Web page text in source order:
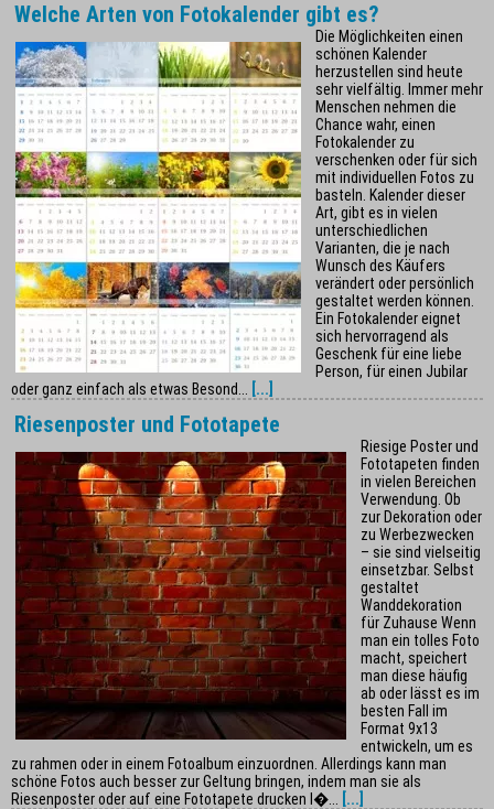
Welche Arten von Fotokalender gibt es?
Die Möglichkeiten einen
schönen Kalender
herzustellen sind heute
sehr vielfältig. Immer mehr
Menschen nehmen die
Chance wahr, einen
Fotokalender zu
verschenken oder für sich
mit individuellen Fotos zu
basteln. Kalender dieser
Art, gibt es in vielen
unterschiedlichen
Varianten, die je nach
Wunsch des Käufers
verändert oder persönlich
gestaltet werden können.
Ein Fotokalender eignet
sich hervorragend als
Geschenk für eine liebe
Person, für einen Jubilar
oder ganz einfach als etwas Besond...
[...]
Riesenposter und Fototapete
Riesige Poster und
Fototapeten finden
in vielen Bereichen
Verwendung. Ob
zur Dekoration oder
zu Werbezwecken
– sie sind vielseitig
einsetzbar. Selbst
gestaltet
Wanddekoration
für Zuhause Wenn
man ein tolles Foto
macht, speichert
man diese häufig
ab oder lässt es im
besten Fall im
Format 9x13
entwickeln, um es
zu rahmen oder in einem Fotoalbum einzuordnen. Allerdings kann man
schöne Fotos auch besser zur Geltung bringen, indem man sie als
Riesenposter oder auf eine Fototapete drucken l�...
[...]